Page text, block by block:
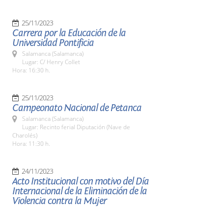
25/11/2023
Carrera por la Educación de la
Universidad Pontificia
Salamanca (Salamanca)
Lugar: C/ Henry Collet
Hora: 16:30 h.
25/11/2023
Campeonato Nacional de Petanca
Salamanca (Salamanca)
Lugar: Recinto ferial Diputación (Nave de
Charolés)
Hora: 11:30 h.
24/11/2023
Acto Institucional con motivo del Día
Internacional de la Eliminación de la
Violencia contra la Mujer